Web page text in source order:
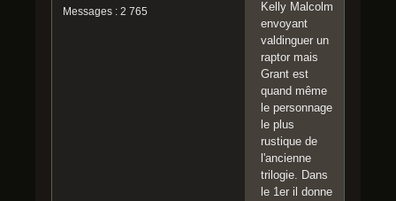
Messages : 2 765
Kelly Malcolm
envoyant
valdinguer un
raptor mais
Grant est
quand même
le personnage
le plus
rustique de
l'ancienne
trilogie. Dans
le 1er il donne